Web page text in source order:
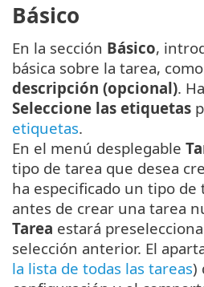
Básico
En la sección Básico,
básica sobre la tarea,
descripción (opcional).
Seleccione las etiquetas
etiquetas.
En el menú desplegable
tipo de tarea que desea
ha especificado un tipo de
antes de crear una tarea
Tarea estará
selección anterior. El
la lista de todas las tareas)